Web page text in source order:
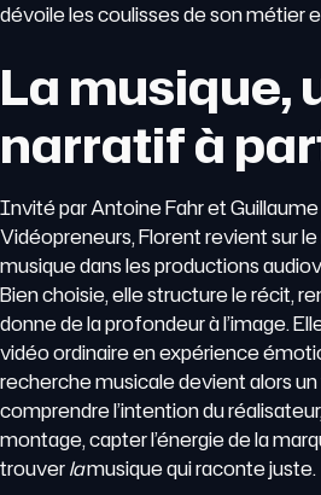
dévoile les coulisses de son métier
La musique,
narratif à
Invité par Antoine Fahr et
Vidéopreneurs, Florent revient sur
musique dans les productions
Bien choisie, elle structure le récit,
donne de la profondeur à l’image.
vidéo ordinaire en expérience
recherche musicale devient alors un
comprendre l’intention du
montage, capter l’énergie de la
trouverlamusique qui raconte juste.